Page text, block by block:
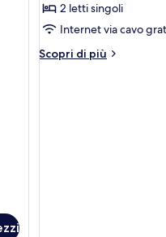
Tripla
familiare
2 letti singoli
Internet via cavo
Scopri di più
Altri